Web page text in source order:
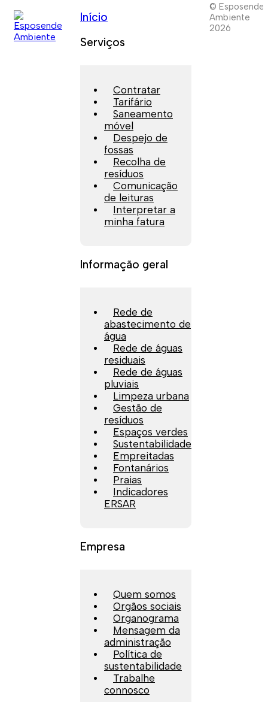
Início
Serviços
Contratar
Tarifário
Saneamento
móvel
Despejo de
fossas
Recolha de
resíduos
Comunicação
de leituras
Interpretar a
minha fatura
Informação geral
Rede de
abastecimento de
água
Rede de águas
residuais
Rede de águas
pluviais
Limpeza urbana
Gestão de
resíduos
Espaços verdes
Sustentabilidade
Empreitadas
Fontanários
Praias
Indicadores
ERSAR
Empresa
Quem somos
Orgãos sociais
Organograma
Mensagem da
administração
Política de
sustentabilidade
Trabalhe
connosco
© Esposende
Ambiente
2026